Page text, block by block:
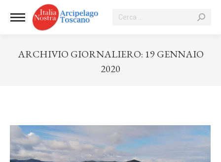
Cerca:
ARCHIVIO GIORNALIERO: 19 GENNAIO
2020